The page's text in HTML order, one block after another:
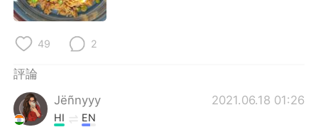
Русский
Indonesia
49 2
評論
Jëñnyyy
2021.06.18 01:26
HI EN